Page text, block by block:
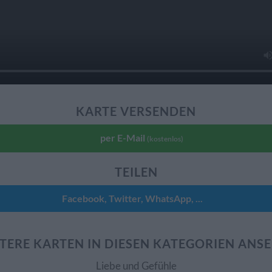
KARTE VERSENDEN
per E-Mail (kostenlos)
TEILEN
Facebook, Twitter, WhatsApp, ...
KARTEN IN DIESEN KATEGORIEN
Liebe und Gefühle